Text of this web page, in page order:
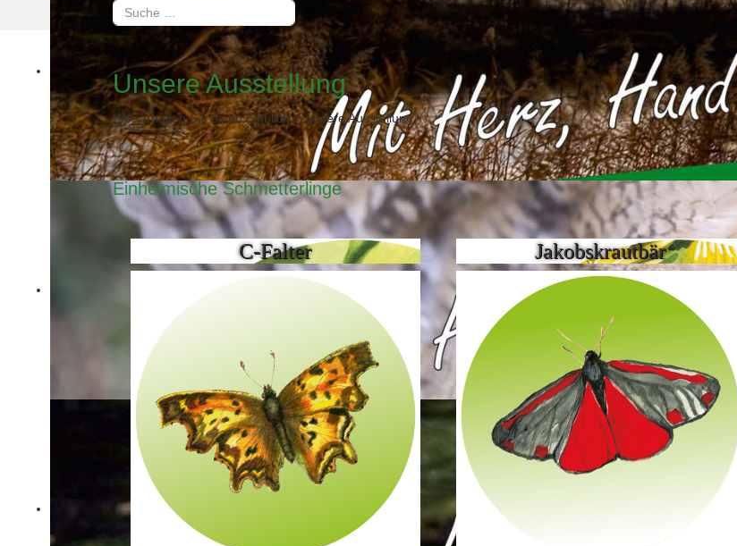
Suchen
Type 2 or more characters for results.
Unsere Ausstellung
Hier erhalten Sie einen Einblick in unsere Ausstellung.
Einheimische Schmetterlinge
C-Falter Jakobskrautbär